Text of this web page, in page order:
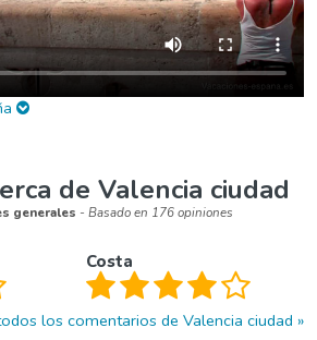
de Valencia ciudad
generales - Basado en 176 opiniones
Costa
los comentarios de Valencia ciudad